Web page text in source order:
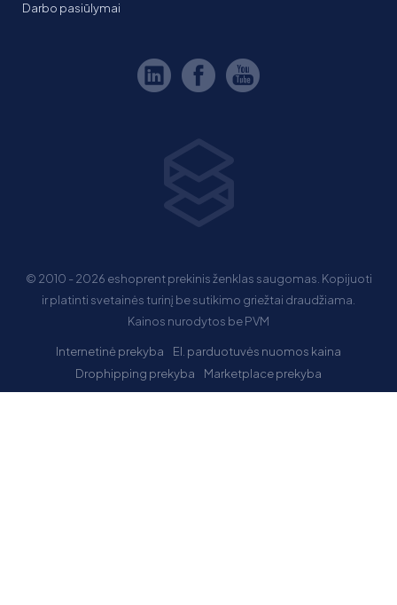
Darbo pasiūlymai
© 2010 - 2026 eshoprent prekinis ženklas saugomas. Kopijuoti
ir platinti svetainės turinį be sutikimo griežtai draudžiama.
Kainos nurodytos be PVM
Internetinė prekyba
El. parduotuvės nuomos kaina
Drophipping prekyba
Marketplace prekyba